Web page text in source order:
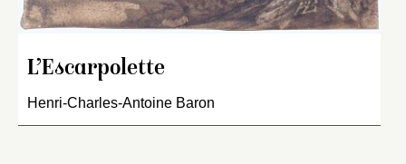
L’Escarpolette
Henri-Charles-Antoine Baron